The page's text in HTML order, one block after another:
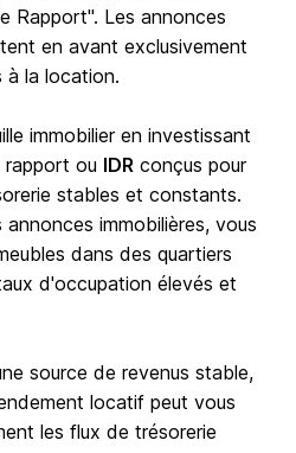
Rapport". Les annonces
en avant exclusivement
à la location.
immobilier en investissant
rapport ou IDR conçus pour
stables et constants.
immobilières, vous
dans des quartiers
d'occupation élevés et
source de revenus stable,
locatif peut vous
les flux de trésorerie